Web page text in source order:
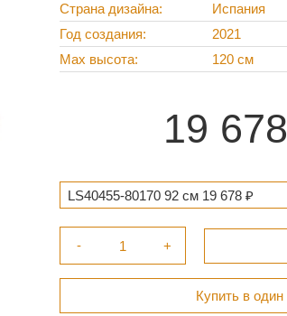
Страна дизайна
Испания
Год создания
2021
Max высота
120 см
19 678
LS40455-80170 92 см 19 678 ₽